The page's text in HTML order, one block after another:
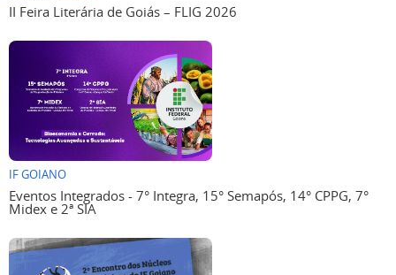
II Feira Literária de Goiás – FLIG 2026
IF GOIANO
Eventos Integrados - 7° Integra, 15° Semapós, 14° CPPG, 7°
Midex e 2ª SIA